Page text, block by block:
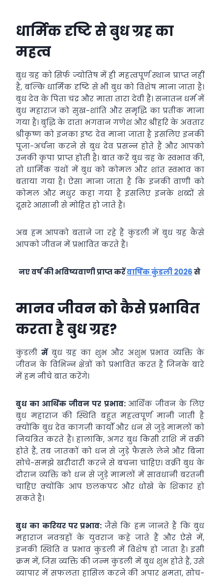
धार्मिक दृष्टि से बुध ग्रह का
महत्व
बुध ग्रह को सिर्फ ज्योतिष में ही महत्वपूर्ण स्थान प्राप्त नहीं
है, बल्कि धार्मिक दृष्टि से भी बुध को विशेष माना जाता है।
बुध देव के पिता चंद्र और माता तारा देवी हैं। सनातन धर्म में
बुध महाराज को सुख-शांति और समृद्धि का प्रतीक माना
गया है। बुद्धि के दाता भगवान गणेश और श्रीहरि के अवतार
श्रीकृष्ण को इनका इष्ट देव माना जाता है इसलिए इनकी
पूजा-अर्चना करने से बुध देव प्रसन्न होते हैं और आपको
उनकी कृपा प्राप्त होती है। बात करें बुध ग्रह के स्वभाव की,
तो धार्मिक ग्रंथों में बुध को कोमल और शांत स्वभाव का
बताया गया है। ऐसा माना जाता है कि इनकी वाणी को
कोमल और मधुर कहा गया है इसलिए इनके शब्दों से
दूसरे आसानी से मोहित हो जाते हैं।
अब हम आपको बताने जा रहे हैं कुंडली में बुध ग्रह कैसे
आपको जीवन में प्रभावित करते हैं।
नए वर्ष की भविष्यवाणी प्राप्त करेंवार्षिक कुंडली 2026से
मानव जीवन को कैसे प्रभावित
करता है बुध ग्रह?
कुंडली मेंबुध ग्रह का शुभ और अशुभ प्रभाव व्यक्ति के
जीवन के विभिन्न क्षेत्रों को प्रभावित करत हैं जिनके बारे
में हम नीचे बात करेंगे।
बुध का आर्थिक जीवन पर प्रभाव: आर्थिक जीवन के लिए
बुध महाराज की स्थिति बहुत महत्वपूर्ण मानी जाती है
क्योंकि बुध देव कागज़ी कार्यों और धन से जुड़े मामलों को
नियंत्रित करते हैं। हालांकि, अगर बुध किसी राशि में वक्री
होते हैं, तब जातकों को धन से जुड़े फैसले लेने और बिना
सोचे-समझे खरीदारी करने से बचना चाहिए। वक्री बुध के
दौरान व्यक्ति को धन से जुड़े मामलों में सावधानी बरतनी
चाहिए क्योंकि आप छलकपट और धोखे के शिकार हो
सकते है।
बुध का करियर पर प्रभाव: जैसे कि हम जानते हैं कि बुध
महाराज नवग्रहों के युवराज कहे जाते हैं और ऐसे में,
इनकी स्थिति व प्रभाव कुंडली में विशेष हो जाता है। इसी
क्रम में, जिस व्यक्ति की जन्म कुंडली में बुध शुभ होते हैं, उसे
व्यापार में सफलता हासिल करने की अपार क्षमता, सोच-